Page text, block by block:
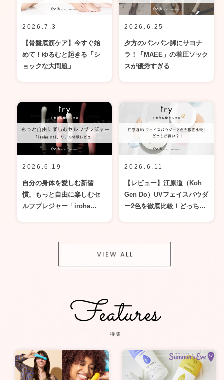
2026.7.3
【骨盤底筋ケア】今すぐ始
めて！ゆるむと起きる「シ
ョックな大問題」
2026.6.25
夕方のパンパン脚にサヨナ
ラ！「MAEE」の着圧ソック
スが優秀すぎる
2026.6.19
自分の身体を愛しむ新習
慣。もっと自由に楽しむセ
ルフプレジャー「iroha
2026.6.11
【レビュー】江原道（Koh
Gen Do）UVフェイスパウダ
ー2色を徹底比較！どっちが
特集